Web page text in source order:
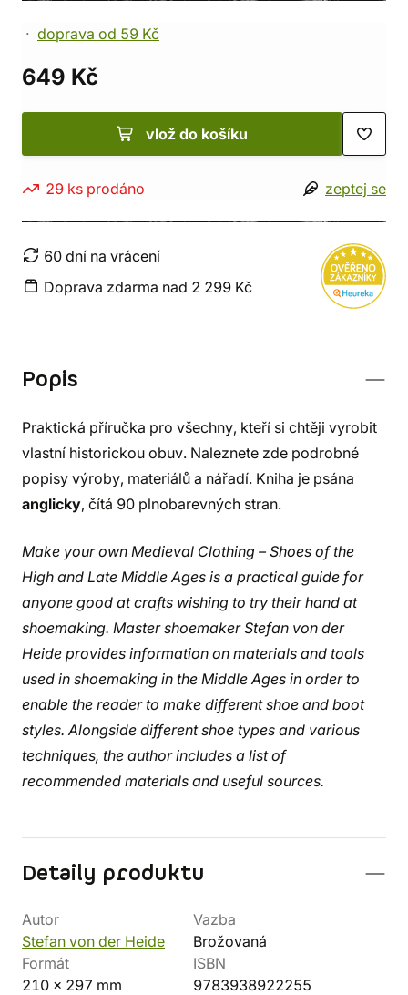
doprava od 59 Kč
649 Kč
vlož do košíku
29 ks prodáno zeptej se
60 dní na vrácení
Doprava zdarma nad 2 299 Kč
Popis
Praktická příručka pro všechny, kteří si chtěji vyrobit
vlastní historickou obuv. Naleznete zde podrobné
popisy výroby, materiálů a nářadí. Kniha je psána
anglicky, čítá 90 plnobarevných stran.
Make your own Medieval Clothing – Shoes of the
High and Late Middle Ages is a practical guide for
anyone good at crafts wishing to try their hand at
shoemaking. Master shoemaker Stefan von der
Heide provides information on materials and tools
used in shoemaking in the Middle Ages in order to
enable the reader to make different shoe and boot
styles. Alongside different shoe types and various
techniques, the author includes a list of
recommended materials and useful sources.
Detaily produktu
Autor
Stefan von der Heide
Vazba
Brožovaná
Formát
210 x 297 mm
ISBN
9783938922255